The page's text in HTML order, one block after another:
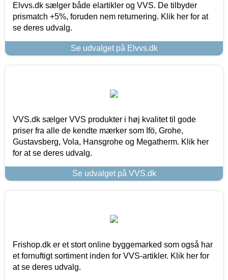
Elvvs.dk sælger både elartikler og VVS. De tilbyder
prismatch +5%, foruden nem returnering. Klik her for at
se deres udvalg.
Se udvalget på Elvvs.dk
VVS.dk sælger VVS produkter i høj kvalitet til gode
priser fra alle de kendte mærker som Ifö, Grohe,
Gustavsberg, Vola, Hansgrohe og Megatherm. Klik her
for at se deres udvalg.
Se udvalget på VVS.dk
Frishop.dk er et stort online byggemarked som også har
et fornuftigt sortiment inden for VVS-artikler. Klik her for
at se deres udvalg.